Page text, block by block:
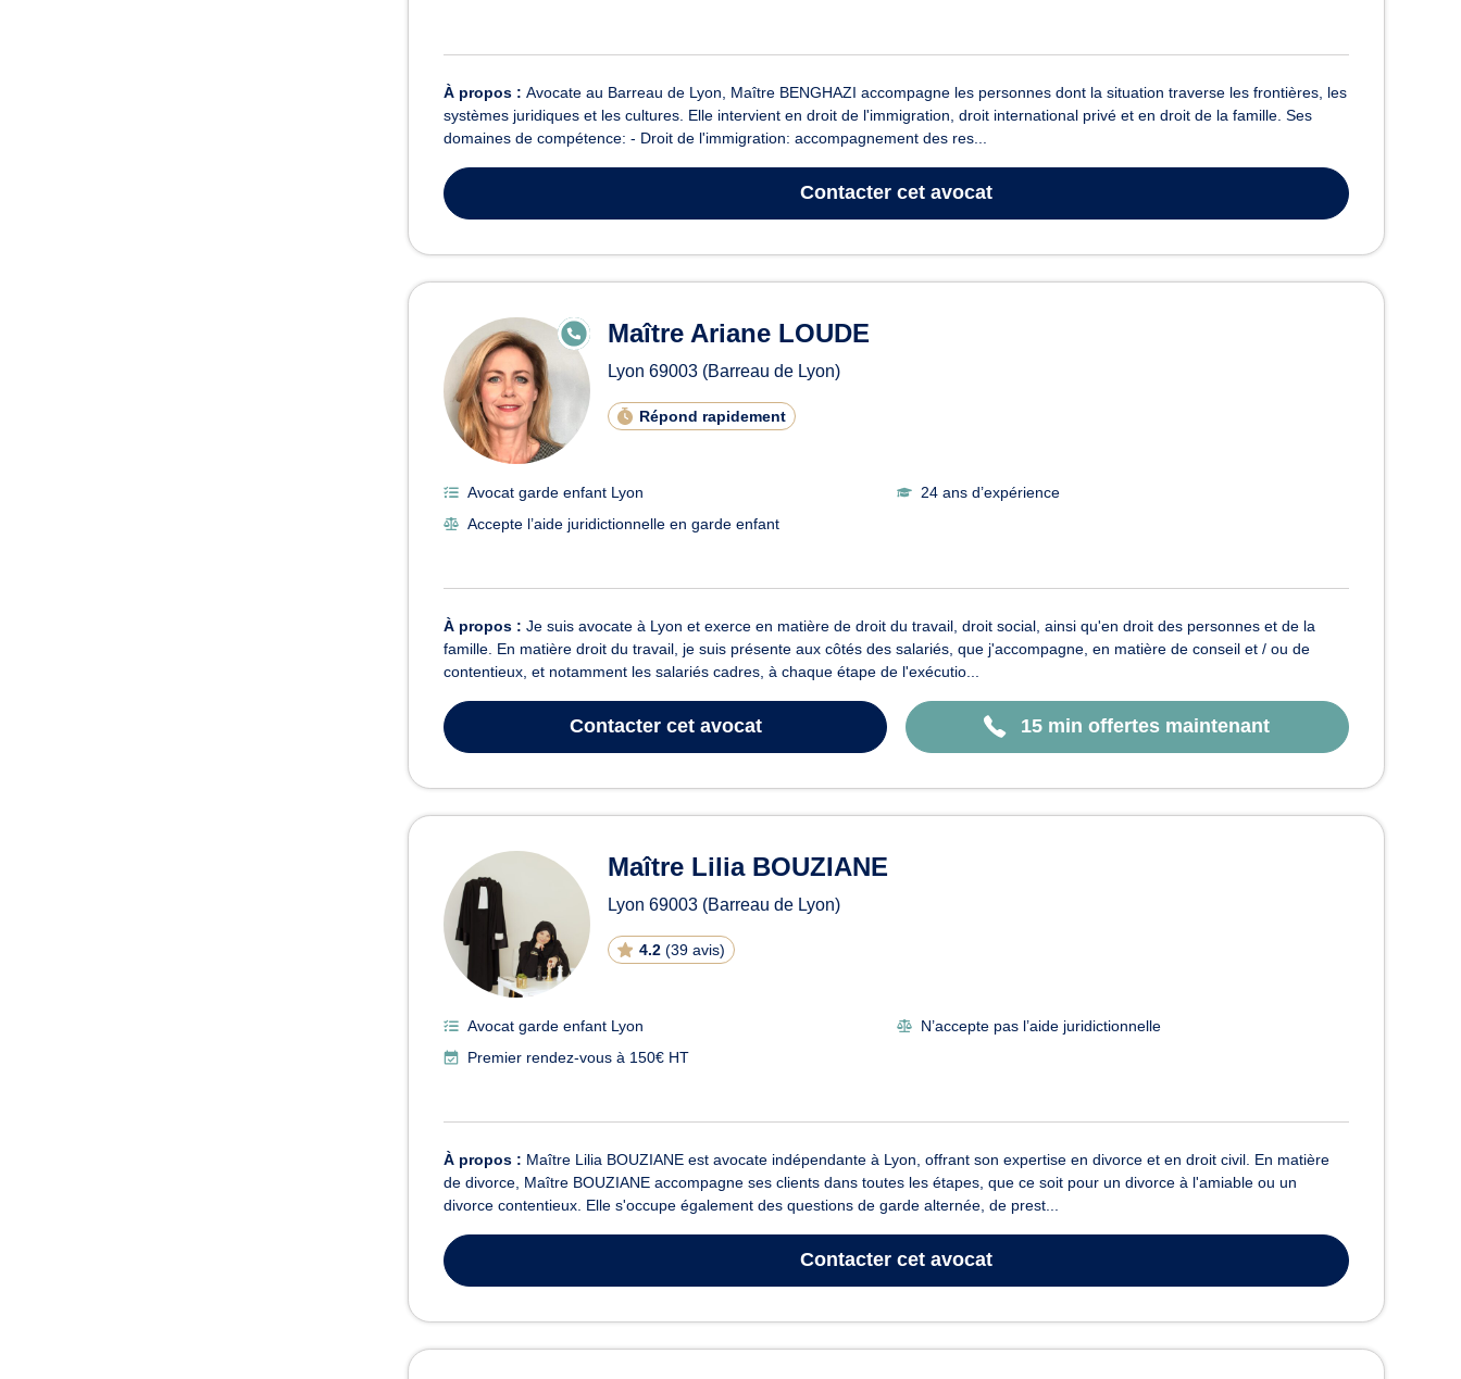
À propos : Avocate au Barreau de Lyon, Maître BENGHAZI accompagne les personnes dont la situation traverse les frontières, les
systèmes juridiques et les cultures. Elle intervient en droit de l'immigration, droit international privé et en droit de la famille. Ses
domaines de compétence: - Droit de l'immigration: accompagnement des res...
Contacter cet avocat
Maître Ariane LOUDE
Lyon 69003 (Barreau de Lyon)
Répond rapidement
E
N
Avocat garde enfant Lyon
24 ans d’expérience
Accepte l’aide juridictionnelle en garde enfant
À propos : Je suis avocate à Lyon et exerce en matière de droit du travail, droit social, ainsi qu'en droit des personnes et de la
famille. En matière droit du travail, je suis présente aux côtés des salariés, que j'accompagne, en matière de conseil et / ou de
contentieux, et notamment les salariés cadres, à chaque étape de l'exécutio...
Contactercet avocat 15 min offertes maintenant
Maître Lilia BOUZIANE
Lyon 69003 (Barreau de Lyon)
4.2 (39 avis)
Avocat garde enfant Lyon
N’accepte pas l’aide juridictionnelle
Premier rendez-vous à 150€ HT
À propos : Maître Lilia BOUZIANE est avocate indépendante à Lyon, offrant son expertise en divorce et en droit civil. En matière
de divorce, Maître BOUZIANE accompagne ses clients dans toutes les étapes, que ce soit pour un divorce à l'amiable ou un
divorce contentieux. Elle s'occupe également des questions de garde alternée, de prest...
Contacter cet avocat